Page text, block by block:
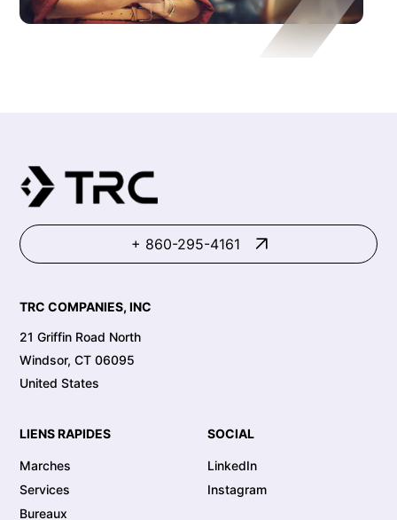
+ 860-295-4161
TRC COMPANIES, INC
21 Griffin Road North
Windsor, CT 06095
United States
LIENS RAPIDES
Marches
Services
Bureaux
SOCIAL
LinkedIn
Instagram